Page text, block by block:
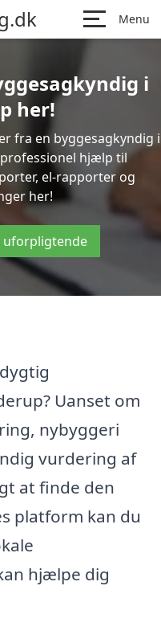
Menu
i
her!
fra en byggesagkyndig i
professionel hjælp til
el-rapporter og
her!
uforpligtende
Uanset om
nybyggeri
vurdering af
at finde den
platform kan du
hjælpe dig